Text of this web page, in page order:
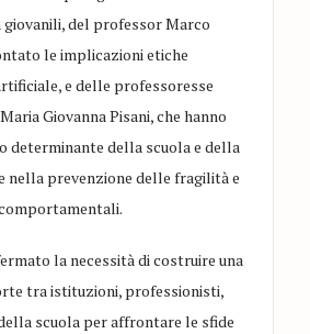
del professor Marco
le implicazioni etiche
e delle professoresse
Giovanna Pisani, che hanno
determinante della scuola e della
nella prevenzione delle fragilità e
la necessità di costruire una
tra istituzioni, professionisti,
scuola per affrontare le sfide